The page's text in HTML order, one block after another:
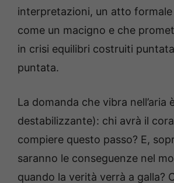
interpretazioni, un atto formale
come un macigno e che
in crisi equilibri costruiti
puntata.
La domanda che vibra nell’aria
destabilizzante): chi avrà il
compiere questo passo? E,
saranno le conseguenze nel
quando la verità verrà a galla?